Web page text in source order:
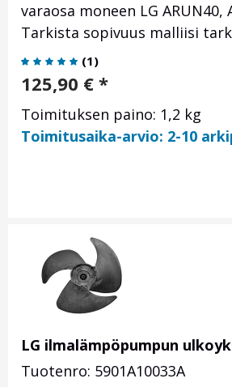
varaosa moneen LG ARUN40,
Tarkista sopivuus malliisi
(1)
125,90 € *
Toimituksen paino: 1,2 kg
Toimitusaika-arvio: 2-10
LG ilmalämpöpumpun
Tuotenro: 5901A10033A